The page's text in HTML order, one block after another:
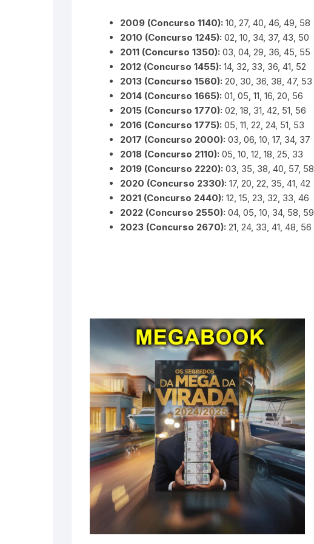
2009 (Concurso 1140): 10, 27, 40, 46, 49, 58
2010 (Concurso 1245): 02, 10, 34, 37, 43, 50
2011 (Concurso 1350): 03, 04, 29, 36, 45, 55
2012 (Concurso 1455): 14, 32, 33, 36, 41, 52
2013 (Concurso 1560): 20, 30, 36, 38, 47, 53
2014 (Concurso 1665): 01, 05, 11, 16, 20, 56
2015 (Concurso 1770): 02, 18, 31, 42, 51, 56
2016 (Concurso 1775): 05, 11, 22, 24, 51, 53
2017 (Concurso 2000): 03, 06, 10, 17, 34, 37
2018 (Concurso 2110): 05, 10, 12, 18, 25, 33
2019 (Concurso 2220): 03, 35, 38, 40, 57, 58
2020 (Concurso 2330): 17, 20, 22, 35, 41, 42
2021 (Concurso 2440): 12, 15, 23, 32, 33, 46
2022 (Concurso 2550): 04, 05, 10, 34, 58, 59
2023 (Concurso 2670): 21, 24, 33, 41, 48, 56